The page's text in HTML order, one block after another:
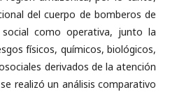
del cuerpo de bomberos de
como operativa, junto la
físicos, químicos, biológicos,
derivados de la atención
realizó un análisis comparativo